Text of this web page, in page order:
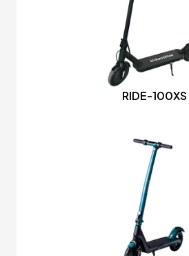
RIDE-100XS